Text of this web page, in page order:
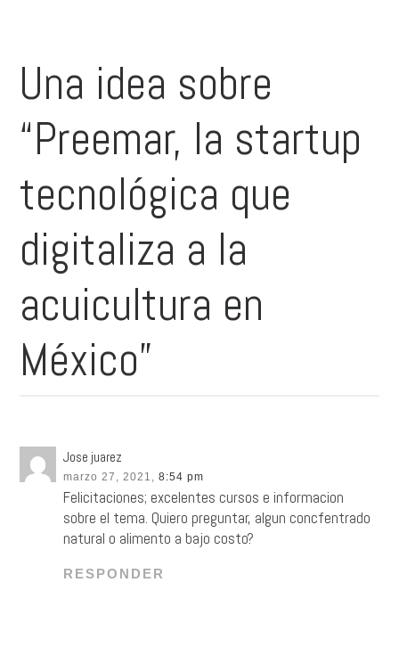
Una idea sobre
“Preemar, la startup
tecnológica que
digitaliza a la
acuicultura en
México”
Jose juarez
marzo 27, 2021, 8:54 pm
Felicitaciones; excelentes cursos e informacion
sobre el tema. Quiero preguntar, algun concfentrado
natural o alimento a bajo costo?
RESPONDER